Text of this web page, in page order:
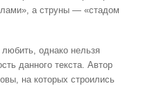
а струны — «стадом
однако нельзя
данного текста. Автор
на которых строились